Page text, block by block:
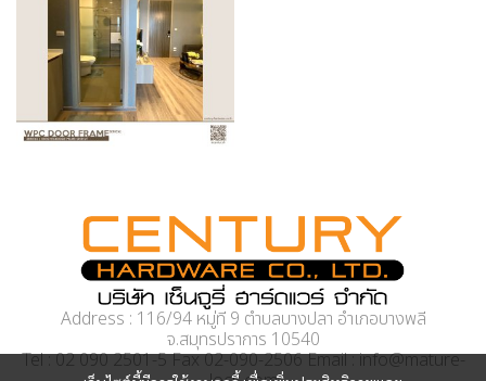
Address : 116/94 หมู่ที่ 9 ตำบลบางปลา อำเภอบางพลี
จ.สมุทรปราการ 10540
Tel : 02 090 2501-5 Fax 02-090-2506 Email : info@mature-